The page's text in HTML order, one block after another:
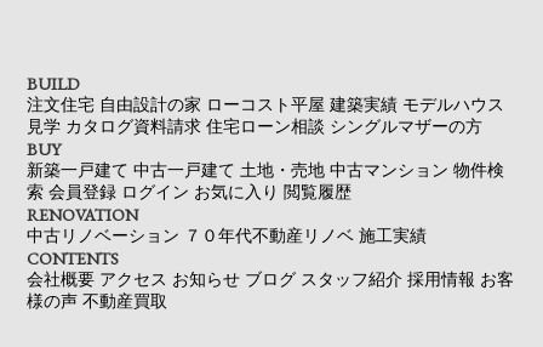
BUILD
注文住宅 自由設計の家 ローコスト平屋 建築実績 モデルハウス
見学 カタログ資料請求 住宅ローン相談 シングルマザーの方
BUY
新築一戸建て 中古一戸建て 土地・売地 中古マンション 物件検
索 会員登録 ログイン お気に入り 閲覧履歴
RENOVATION
中古リノベーション ７０年代不動産リノベ 施工実績
CONTENTS
会社概要 アクセス お知らせ ブログ スタッフ紹介 採用情報 お客
様の声 不動産買取